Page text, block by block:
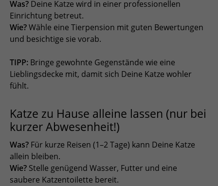
Was? Deine Katze wird in einer professionellen
Einrichtung betreut.
Wie?Wähle eine Tierpension mit guten Bewertungen
und besichtige sie vorab.
TIPP: Bringe gewohnte Gegenstände wie eine
Lieblingsdecke mit, damit sich Deine Katze wohler
fühlt.
Katze zu Hause alleine lassen (nur bei
kurzer Abwesenheit!)
Was? Für kurze Reisen (1–2 Tage) kann Deine Katze
allein bleiben.
Wie? Stelle genügend Wasser, Futter und eine
saubere Katzentoilette bereit.